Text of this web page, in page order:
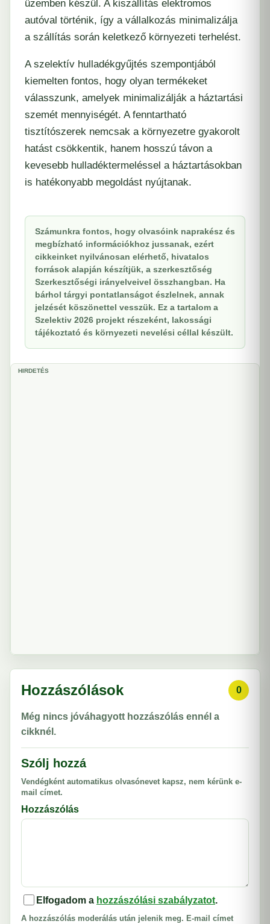
üzemben készül. A kiszállítás elektromos
autóval történik, így a vállalkozás minimalizálja
a szállítás során keletkező környezeti terhelést.
A szelektív hulladékgyűjtés szempontjából
kiemelten fontos, hogy olyan termékeket
válasszunk, amelyek minimalizálják a háztartási
szemét mennyiségét. A fenntartható
tisztítószerek nemcsak a környezetre gyakorolt
hatást csökkentik, hanem hosszú távon a
kevesebb hulladéktermeléssel a háztartásokban
is hatékonyabb megoldást nyújtanak.
Számunkra fontos, hogy olvasóink naprakész és
megbízható információkhoz jussanak, ezért
cikkeinket nyilvánosan elérhető, hivatalos
források alapján készítjük, a szerkesztőség
Szerkesztőségi irányelveivel összhangban. Ha
bárhol tárgyi pontatlanságot észlelnek, annak
jelzését köszönettel vesszük. Ez a tartalom a
Szelektiv 2026 projekt részeként, lakossági
tájékoztató és környezeti nevelési céllal készült.
HIRDETÉS
Hozzászólások 0
Még nincs jóváhagyott hozzászólás ennél a
cikknél.
Szólj hozzá
Vendégként automatikus olvasónevet kapsz, nem kérünk e-
mail címet.
Hozzászólás
Elfogadom a hozzászólási szabályzatot.
A hozzászólás moderálás után jelenik meg. E-mail címet